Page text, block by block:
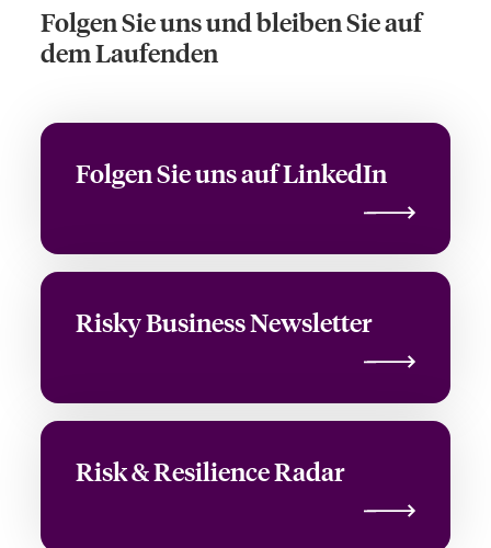
Folgen Sie uns und bleiben Sie auf
dem Laufenden
Folgen Sie uns auf LinkedIn
Risky Business Newsletter
Risk & Resilience Radar